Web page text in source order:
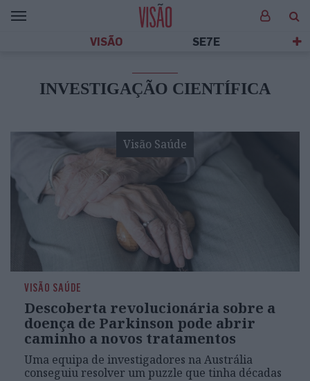
VISÃO SE7E
INVESTIGAÇÃO CIENTÍFICA
Visão Saúde
VISÃO SAÚDE
Descoberta revolucionária sobre a
doença de Parkinson pode abrir
caminho a novos tratamentos
Uma equipa de investigadores na Austrália
conseguiu resolver um puzzle que tinha décadas